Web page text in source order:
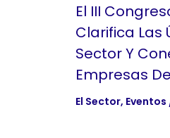
El III
Clarifica Las
Sector Y
Empresas
El Sector, Eventos